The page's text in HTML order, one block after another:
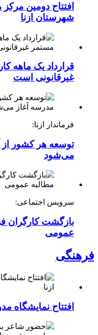
افتتاح دومین
شهرستان ازنا
قرارداد یک ماهه
غیرقانونی است
فرماندار ازنا:
توسعه هر کشور
می‌شود
سرویس اجتماعی:
بازگشت کارگران
عمومی
فرهنگی
افتتاح نمایشگاه